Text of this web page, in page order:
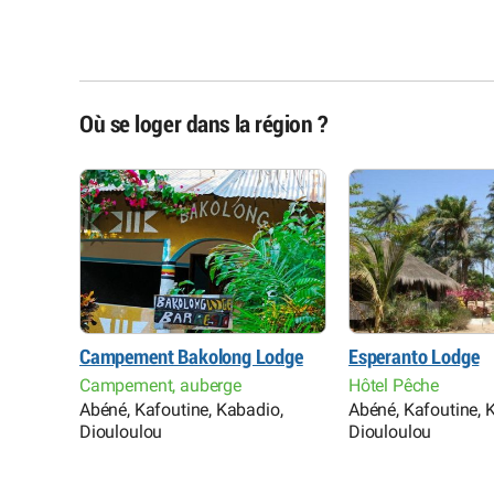
Où se loger dans la région ?
Campement Bakolong Lodge
Campement, auberge
Abéné, Kafoutine, Kabadio,
Diouloulou
Esperanto Lodge
Hôtel Pêche
Abéné, Kafoutine,
Diouloulou